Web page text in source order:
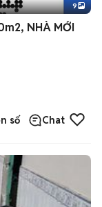
+2
9
NHÀ MỚI
số Chat